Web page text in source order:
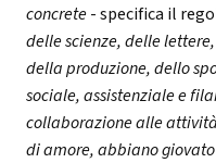
concrete- specifica il
delle scienze, delle
della produzione, dello
sociale, assistenziale e
collaborazione alle
di amore, abbiano